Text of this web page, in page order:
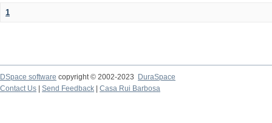
1
DSpace software copyright © 2002-2023
DuraSpace
Contact Us
Send Feedback Casa Rui Barbosa